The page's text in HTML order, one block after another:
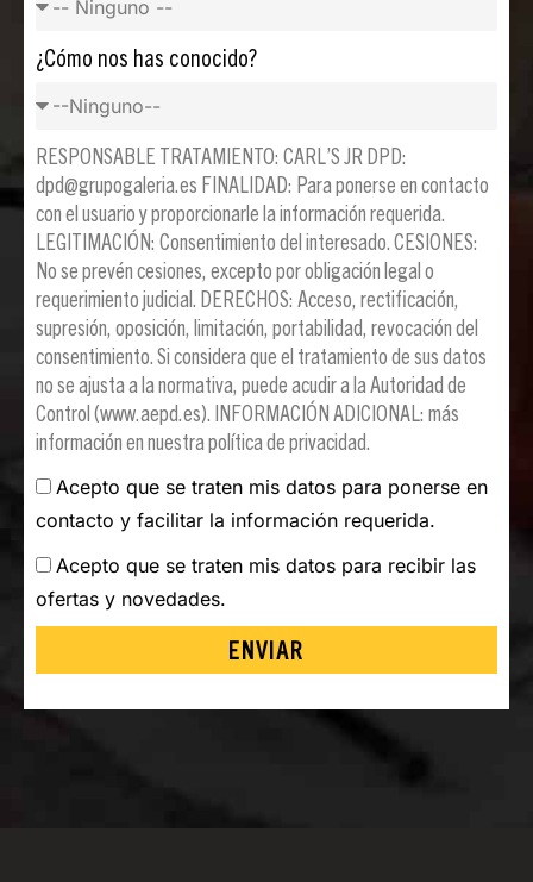
¿Cómo nos has conocido?
RESPONSABLE TRATAMIENTO: CARL’S JR DPD:
dpd@grupogaleria.es FINALIDAD: Para ponerse en contacto
con el usuario y proporcionarle la información requerida.
LEGITIMACIÓN: Consentimiento del interesado. CESIONES:
No se prevén cesiones, excepto por obligación legal o
requerimiento judicial. DERECHOS: Acceso, rectificación,
supresión, oposición, limitación, portabilidad, revocación del
consentimiento. Si considera que el tratamiento de sus datos
no se ajusta a la normativa, puede acudir a la Autoridad de
Control (www.aepd.es). INFORMACIÓN ADICIONAL: más
información en nuestra política de privacidad.
Acepto que se traten mis datos para ponerse en
contacto y facilitar la información requerida.
Acepto que se traten mis datos para recibir las
ofertas y novedades.
ENVIAR